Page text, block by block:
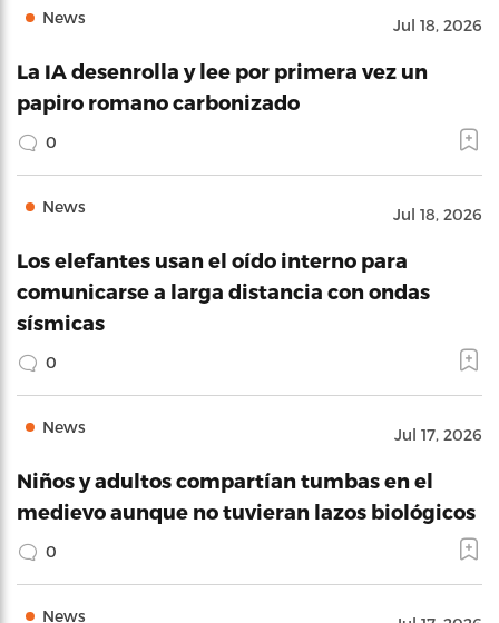
News Jul 18, 2026
La IA desenrolla y lee por primera vez un
papiro romano carbonizado
0
News Jul 18, 2026
Los elefantes usan el oído interno para
comunicarse a larga distancia con ondas
sísmicas
0
News Jul 17, 2026
Niños y adultos compartían tumbas en el
medievo aunque no tuvieran lazos biológicos
0
News